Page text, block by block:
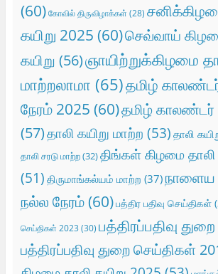
(60) கோவில் திருவிழாக்கள் (28)
கயிறு 2025 (60)செவ்வாய்
கயிறு (56)ஞாயிற்றுக்கிழமை
மாற்றலாமா (65)தமிழ்
நேரம் 2025 (60)தமிழ் காலண்டர்
(57)தாலி கயிறு மாற்ற (53) தாலி
தாலி சரடு மாற்ற(32)திங்கள் கிழமை தாலி
(51) திருமாங்கல்யம் மாற்ற (37)நாளைய
நல்ல நேரம்(60)பத்திர பதிவு செய்திகள்
செய்திகள் 2023 (30) பத்திரப்பதிவு துறை
பத்திரப்பதிவு துறை செய்திகள்